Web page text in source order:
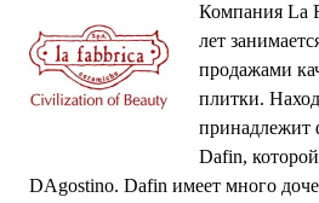
Компания La
лет
продажами
плитки.
принадлежит
Dafin,
DAgostino. Dafin имеет много